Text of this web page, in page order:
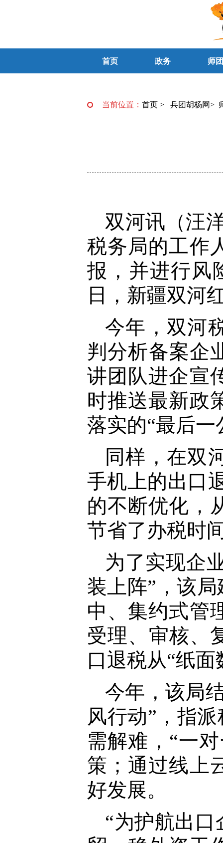
首页 政务 师
当前位置： 首页 > 兵团胡杨网>
双河讯（汪
税务局的工作
报，并进行风
日，新疆双河
今年，双河
判分析备案企
讲团队进企宣
时推送最新政
落实的“最后一
同样，在双
手机上的出口
的不断优化，
节省了办税时
为了实现企
装上阵”，该
中、集约式管
受理、审核、
口退税从“纸
今年，该局
风行动”，指
需解难，“一
策；通过线上
好发展。
“为护航出